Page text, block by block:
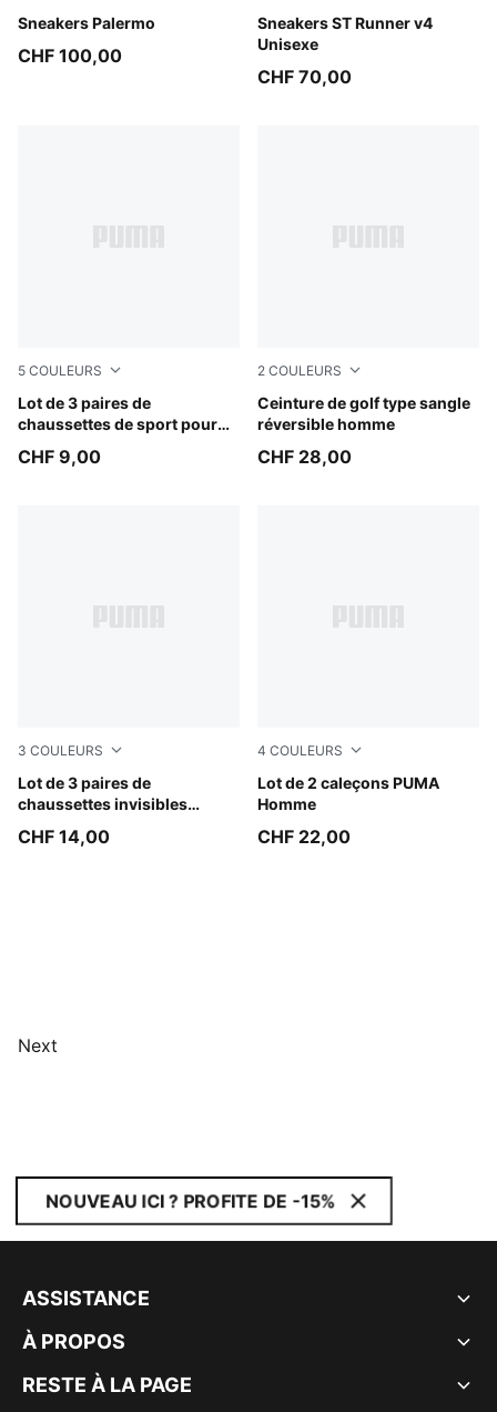
Sneakers Palermo
Matte Bronze-Silver Fog
CHF 100,00
Sneakers ST Runner v4
Unisexe
PUMA Black-PUMA White
CHF 70,00
5 COULEURS
Lot de 3 paires de
chaussettes de sport pour
black
CHF 9,00
2 COULEURS
Ceinture de golf type sangle
réversible homme
Bright White
CHF 28,00
3 COULEURS
Lot de 3 paires de
chaussettes invisibles
oatmeal
CHF 14,00
4 COULEURS
Lot de 2 caleçons PUMA
Homme
GREY MELANGE / BLACK
CHF 22,00
Next
NOUVEAU ICI ? PROFITE DE -15%
ASSISTANCE
À PROPOS
RESTE À LA PAGE